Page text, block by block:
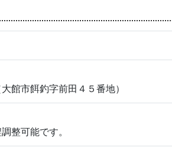
館市餌釣字前田４５番地）
整可能です。